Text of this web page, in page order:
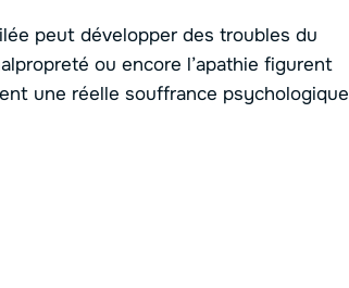
peut développer des troubles du
ou encore l’apathie figurent
une réelle souffrance psychologique